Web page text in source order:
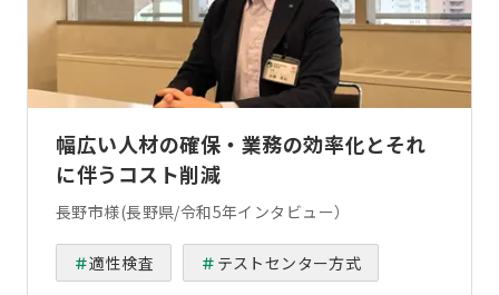
幅広い人材の確保・業務の効率化とそれ
に伴うコスト削減
長野市様(長野県/令和5年インタビュー）
適性検査 テストセンター方式